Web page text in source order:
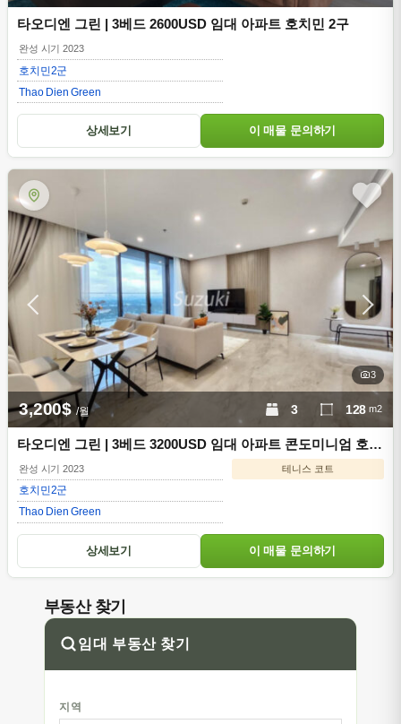
타오디엔 그린 | 3베드 2600USD 임대 아파트 호치민 2구
완성 시기 2023
호치민2군
Thao Dien Green
상세보기 이 매물 문의하기
3
타오디엔 그린 | 3베드 3200USD 임대 아파트 콘도미니엄 호치
민 2구
완성 시기 2023
호치민2군
Thao Dien Green
테니스 코트
3 128 m2
3,200$ /월
상세보기 이 매물 문의하기
부동산 찾기
임대 부동산 찾기
지역